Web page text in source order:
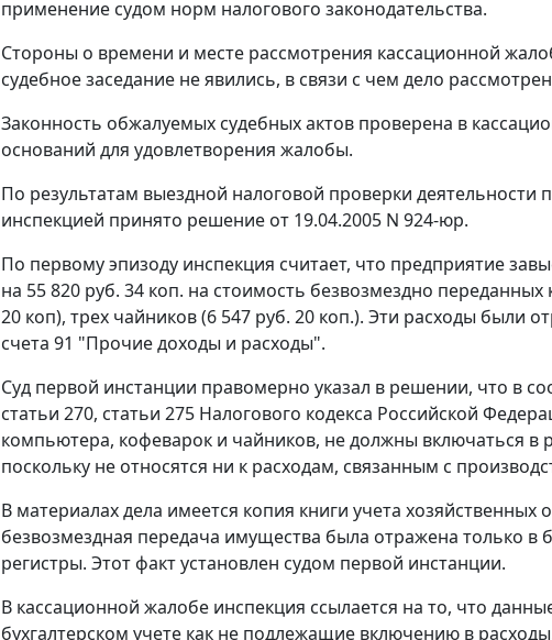
применение судом норм налогового законодательства.
Стороны о времени и месте рассмотрения кассационной
судебное заседание не явились, в связи с чем дело
Законность обжалуемых судебных актов проверена в
оснований для удовлетворения жалобы.
По результатам выездной налоговой проверки деятельности
инспекцией принято решение от 19.04.2005 N 924-юр.
По первому эпизоду инспекция считает, что предприятие
на 55 820 руб. 34 коп. на стоимость безвозмездно
20 коп), трех чайников (6 547 руб. 20 коп.). Эти расходы были
счета 91 "Прочие доходы и расходы".
Суд первой инстанции правомерно указал в решении, что в
статьи 270, статьи 275 Налогового кодекса Российской
компьютера, кофеварок и чайников, не должны включаться
поскольку не относятся ни к расходам, связанным с
В материалах дела имеется копия книги учета
безвозмездная передача имущества была отражена только в
регистры. Этот факт установлен судом первой инстанции.
В кассационной жалобе инспекция ссылается на то, что
бухгалтерском учете как не подлежащие включению в